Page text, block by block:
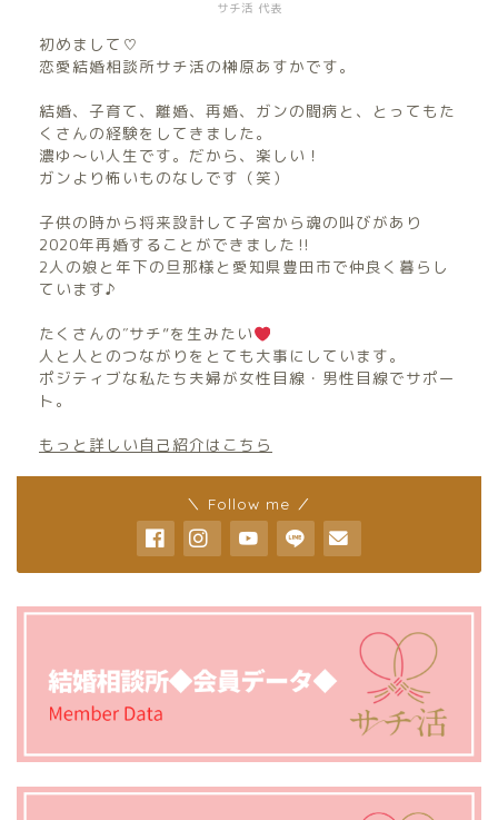
サチ活 代表
初めまして♡
恋愛結婚相談所サチ活の榊原あすかです。
結婚、子育て、離婚、再婚、ガンの闘病と、とってもた
くさんの経験をしてきました。
濃ゆ〜い人生です。だから、楽しい！
ガンより怖いものなしです（笑）
子供の時から将来設計して子宮から魂の叫びがあり
2020年再婚することができました‼︎
2人の娘と年下の旦那様と愛知県豊田市で仲良く暮らし
ています♪
たくさんの″サチ”を生みたい
人と人とのつながりをとても大事にしています。
ポジティブな私たち夫婦が女性目線・男性目線でサポー
ト。
もっと詳しい自己紹介はこちら
＼ Follow me ／